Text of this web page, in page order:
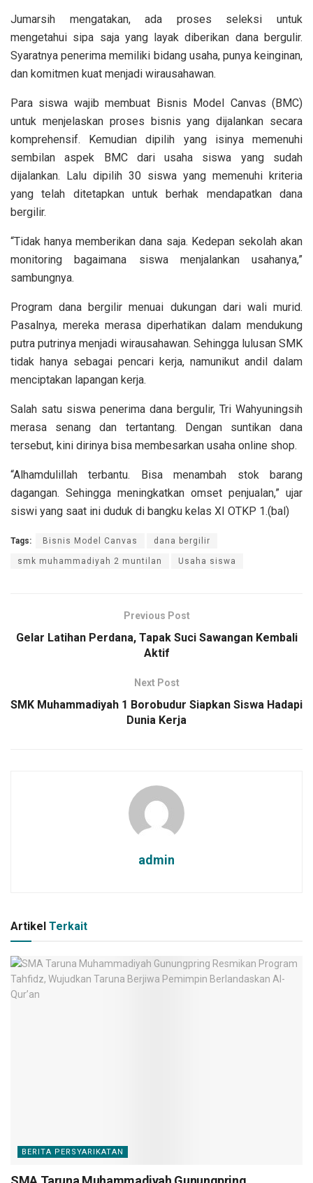
Jumarsih mengatakan, ada proses seleksi untuk
mengetahui sipa saja yang layak diberikan dana bergulir.
Syaratnya penerima memiliki bidang usaha, punya keinginan,
dan komitmen kuat menjadi wirausahawan.
Para siswa wajib membuat Bisnis Model Canvas (BMC)
untuk menjelaskan proses bisnis yang dijalankan secara
komprehensif. Kemudian dipilih yang isinya memenuhi
sembilan aspek BMC dari usaha siswa yang sudah
dijalankan. Lalu dipilih 30 siswa yang memenuhi kriteria
yang telah ditetapkan untuk berhak mendapatkan dana
bergilir.
“Tidak hanya memberikan dana saja. Kedepan sekolah akan
monitoring bagaimana siswa menjalankan usahanya,”
sambungnya.
Program dana bergilir menuai dukungan dari wali murid.
Pasalnya, mereka merasa diperhatikan dalam mendukung
putra putrinya menjadi wirausahawan. Sehingga lulusan SMK
tidak hanya sebagai pencari kerja, namunikut andil dalam
menciptakan lapangan kerja.
Salah satu siswa penerima dana bergulir, Tri Wahyuningsih
merasa senang dan tertantang. Dengan suntikan dana
tersebut, kini dirinya bisa membesarkan usaha online shop.
“Alhamdulillah terbantu. Bisa menambah stok barang
dagangan. Sehingga meningkatkan omset penjualan,” ujar
siswi yang saat ini duduk di bangku kelas XI OTKP 1.(bal)
Tags: Bisnis Model Canvas dana bergilir
smk muhammadiyah 2 muntilan Usaha siswa
Previous Post
Gelar Latihan Perdana, Tapak Suci Sawangan Kembali
Aktif
Next Post
SMK Muhammadiyah 1 Borobudur Siapkan Siswa Hadapi
Dunia Kerja
admin
Artikel Terkait
BERITA PERSYARIKATAN